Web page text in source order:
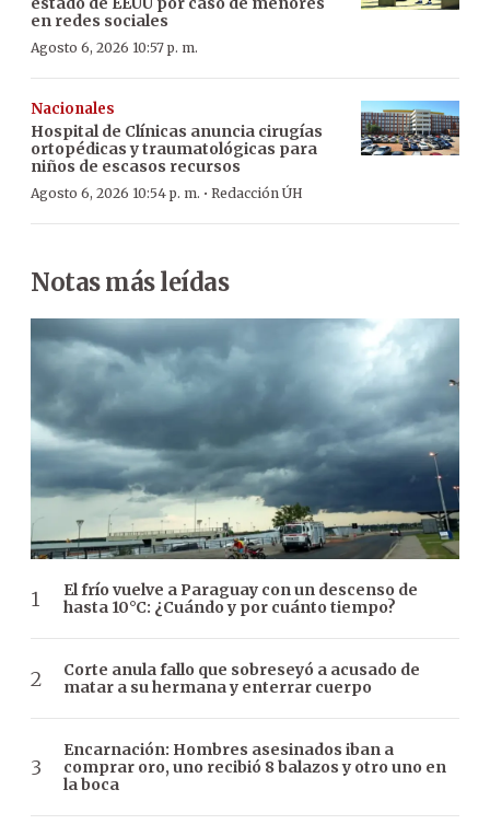
en redes sociales
Agosto 6, 2026 10:57 p. m.
Nacionales
Hospital de Clínicas anuncia cirugías
ortopédicas y traumatológicas para
niños de escasos recursos
Agosto 6, 2026 10:54 p. m. · Redacción ÚH
Notas más leídas
El frío vuelve a Paraguay con un descenso de
hasta 10°C: ¿Cuándo y por cuánto tiempo?
Corte anula fallo que sobreseyó a acusado de
matar a su hermana y enterrar cuerpo
Encarnación: Hombres asesinados iban a
comprar oro, uno recibió 8 balazos y otro uno en
la boca